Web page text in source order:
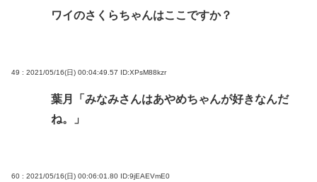
ワイのさくらちゃんはここですか？
49 : 2021/05/16(日) 00:04:49.57 ID:XPsM88kzr
葉月「みなみさんはあやめちゃんが好きなんだ
ね。」
60 : 2021/05/16(日) 00:06:01.80 ID:9jEAEVmE0